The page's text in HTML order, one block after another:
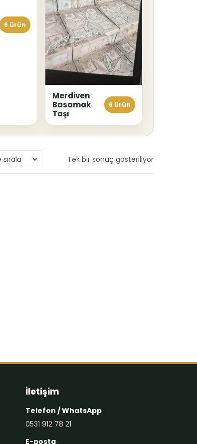
6 ürün
Merdiven
Basamak
Taşı
6 ürün
Tek bir sonuç gösteriliyor
İletişim
Telefon / WhatsApp
0531 912 78 21
E-posta